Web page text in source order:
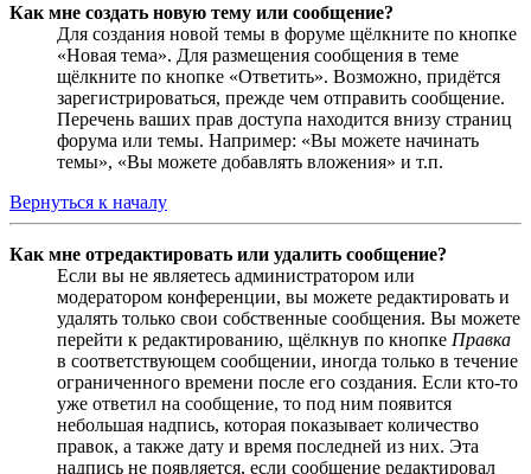
Как мне создать новую тему или сообщение?
Для создания новой темы в форуме щёлкните по кнопке
«Новая тема». Для размещения сообщения в теме
щёлкните по кнопке «Ответить». Возможно, придётся
зарегистрироваться, прежде чем отправить сообщение.
Перечень ваших прав доступа находится внизу страниц
форума или темы. Например: «Вы можете начинать
темы», «Вы можете добавлять вложения» и т.п.
Вернуться к началу
Как мне отредактировать или удалить сообщение?
Если вы не являетесь администратором или
модератором конференции, вы можете редактировать и
удалять только свои собственные сообщения. Вы можете
перейти к редактированию, щёлкнув по кнопке Правка
в соответствующем сообщении, иногда только в течение
ограниченного времени после его создания. Если кто-то
уже ответил на сообщение, то под ним появится
небольшая надпись, которая показывает количество
правок, а также дату и время последней из них. Эта
надпись не появляется, если сообщение редактировал